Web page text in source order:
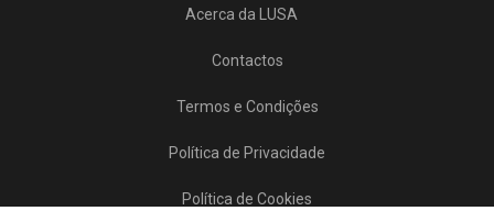
Acerca da LUSA
Contactos
Termos e Condições
Política de Privacidade
Política de Cookies